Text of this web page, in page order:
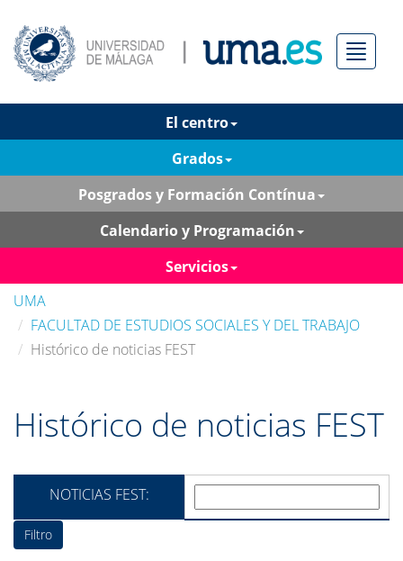
Menú
El centro
Grados
Posgrados y Formación Contínua
Calendario y Programación
Servicios
UMA
FACULTAD DE ESTUDIOS SOCIALES Y DEL TRABAJO
Histórico de noticias FEST
Histórico de noticias FEST
NOTICIAS FEST: